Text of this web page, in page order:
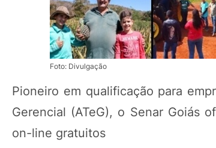
Foto: Divulgação
Pioneiro em qualificação para
Gerencial (ATeG), o Senar Goiás
on-line gratuitos